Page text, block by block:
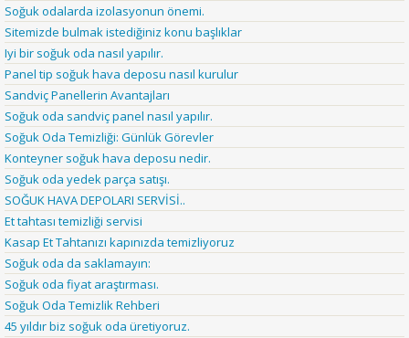
Soğuk odalarda izolasyonun önemi.
Sitemizde bulmak istediğiniz konu başlıklar
Iyi bir soğuk oda nasıl yapılır.
Panel tip soğuk hava deposu nasıl kurulur
Sandviç Panellerin Avantajları
Soğuk oda sandviç panel nasıl yapılır.
Soğuk Oda Temizliği: Günlük Görevler
Konteyner soğuk hava deposu nedir.
Soğuk oda yedek parça satışı.
SOĞUK HAVA DEPOLARI SERVİSİ..
Et tahtası temizliği servisi
Kasap Et Tahtanızı kapınızda temizliyoruz
Soğuk oda da saklamayın:
Soğuk oda fiyat araştırması.
Soğuk Oda Temizlik Rehberi
45 yıldır biz soğuk oda üretiyoruz.